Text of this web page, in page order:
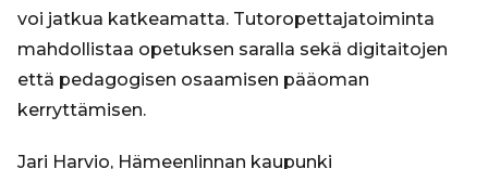
voi jatkua katkeamatta. Tutoropettajatoiminta
mahdollistaa opetuksen saralla sekä digitaitojen
että pedagogisen osaamisen pääoman
kerryttämisen.
Jari Harvio, Hämeenlinnan kaupunki